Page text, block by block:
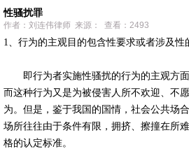
性骚扰罪
作者：刘连伟律师 来源： 查看：2493
1、行为的主观目的包含性要求或者涉及性
即行为者实施性骚扰的行为的主观方面
而这种行为又是为被侵害人所不欢迎、不
为。但是，鉴于我国的国情，社会公共场
场所往往由于条件有限，拥挤、擦撞在所
格的认定标准。